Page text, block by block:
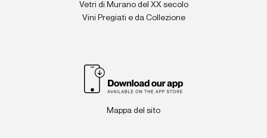
Vetri di Murano del XX secolo
Vini Pregiati e da Collezione
Mappa del sito